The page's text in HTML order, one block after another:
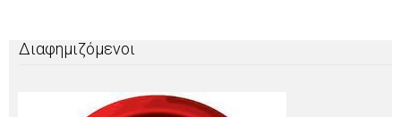
Διαφημιζόμενοι